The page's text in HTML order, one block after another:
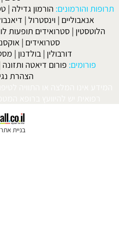
והורמונים:הורמון גדילה |
אנאבוליים|וינסטרול|דיאנבול|
|סטרואידים תופעות לוואי|
סטרואידים|אוקסנדרולון
דורבולין|בולדנון|מסטרון|
פורומים:פורום דיאטה ותזונה |
הצהרת נגישות
בניית אתרים